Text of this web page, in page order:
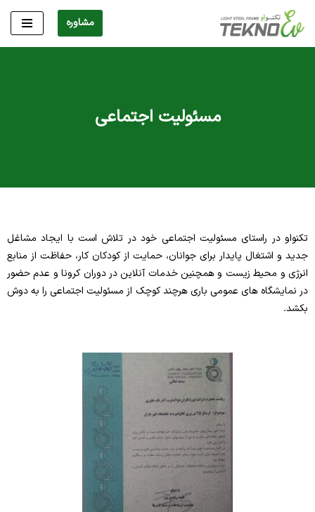
پرش
مشاوره
مسئولیت اجتماعی
تکنواو در راستای مسئولیت اجتماعی خود در تلاش است با ایجاد مشاغل
جدید و اشتغال پایدار برای جوانان، حمایت از کودکان کار، حفاظت از منابع
انرژی و محیط زیست و همچنین خدمات آنلاین در دوران کرونا و عدم حضور
در نمایشگاه های عمومی باری هرچند کوچک از مسئولیت اجتماعی را به دوش
بکشد.